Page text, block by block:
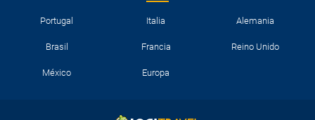
Portugal Italia Alemania
Brasil Francia Reino Unido
México Europa